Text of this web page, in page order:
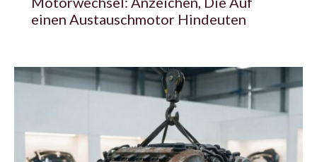
einen Austauschmotor Hindeuten